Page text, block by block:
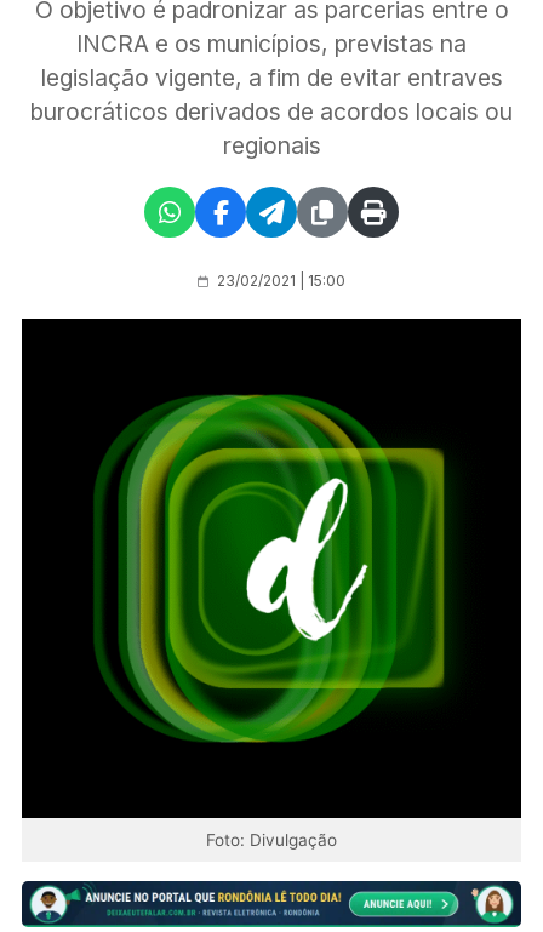
O objetivo é padronizar as parcerias entre o
INCRA e os municípios, previstas na
legislação vigente, a fim de evitar entraves
burocráticos derivados de acordos locais ou
regionais
23/02/2021 | 15:00
Foto: Divulgação